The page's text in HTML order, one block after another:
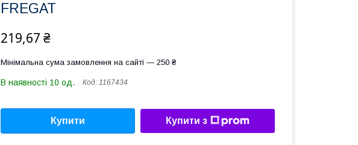
FREGAT
219,67 ₴
Мінімальна сума замовлення на сайті — 250 ₴
В наявності 10 од. Код: 1167434
Купити Купити з